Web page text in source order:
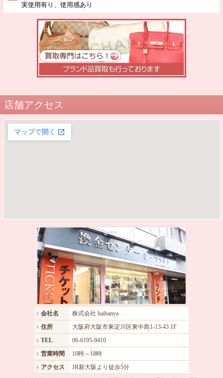
実使用有り、使用感あり
店舗アクセス
会社名
株式会社 haibanya
住所
大阪府大阪市東淀川区東中島1-13-43 1F
TEL
06-6195-9410
営業時間
10時～18時
アクセス
JR新大阪より徒歩5分